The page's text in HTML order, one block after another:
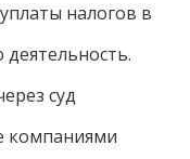
налогов в
деятельность.
суд
компаниями